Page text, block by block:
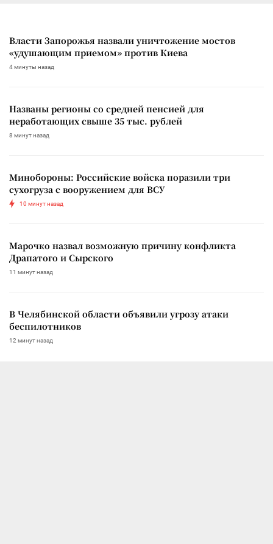
Власти Запорожья назвали уничтожение мостов
«удушающим приемом» против Киева
4 минуты назад
Названы регионы со средней пенсией для
неработающих свыше 35 тыс. рублей
8 минут назад
Минобороны: Российские войска поразили три
сухогруза с вооружением для ВСУ
10 минут назад
Марочко назвал возможную причину конфликта
Драпатого и Сырского
11 минут назад
В Челябинской области объявили угрозу атаки
беспилотников
12 минут назад